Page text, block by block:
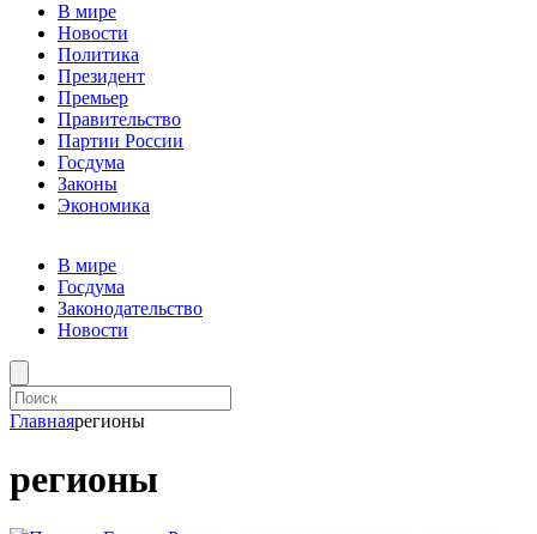
В мире
Новости
Политика
Президент
Премьер
Правительство
Партии России
Госдума
Законы
Экономика
В мире
Госдума
Законодательство
Новости
Главнаярегионы
регионы